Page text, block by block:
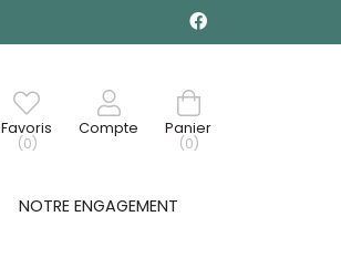
Favoris
(0)
Compte
Panier
(0)
NOTRE ENGAGEMENT